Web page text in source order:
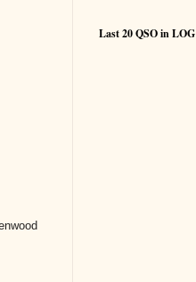
Last 20 QSO in LOG